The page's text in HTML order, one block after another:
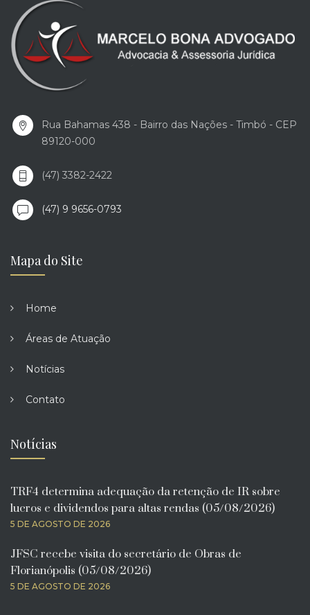
Rua Bahamas 438 - Bairro das Nações - Timbó - CEP
89120-000
(47) 3382-2422
(47) 9 9656-0793
Mapa do Site
Home
Áreas de Atuação
Notícias
Contato
Notícias
TRF4 determina adequação da retenção de IR sobre
lucros e dividendos para altas rendas (05/08/2026)
5 DE AGOSTO DE 2026
JFSC recebe visita do secretário de Obras de
Florianópolis (05/08/2026)
5 DE AGOSTO DE 2026